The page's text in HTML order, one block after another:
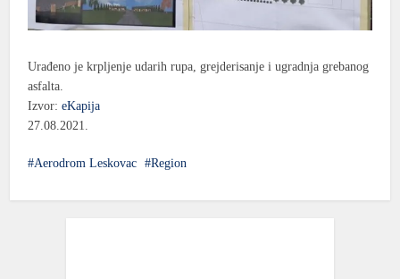
Urađeno je krpljenje udarih rupa, grejderisanje i ugradnja grebanog
asfalta.
Izvor:eKapija
27.08.2021.
Aerodrom Leskovac Region